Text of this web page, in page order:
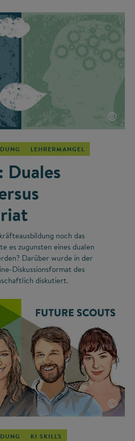
©
LEHRERMANGEL
noch das
es zugunsten eines dualen
Darüber wurde in der
Diskussionsformat des
diskutiert.
©
KI SKILLS